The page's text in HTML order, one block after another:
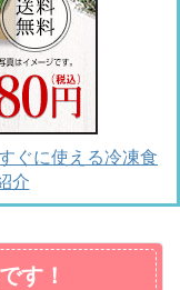
ぐに使える冷凍食
介
す！